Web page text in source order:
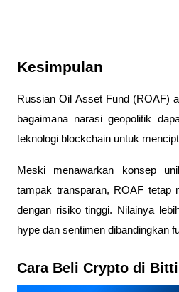
Kesimpulan
Russian Oil Asset Fund (ROAF)
bagaimana narasi geopolitik
teknologi blockchain untuk
Meski menawarkan konsep
tampak transparan, ROAF tetap
dengan risiko tinggi. Nilainya
hype dan sentimen dibandingkan
Cara Beli Crypto di